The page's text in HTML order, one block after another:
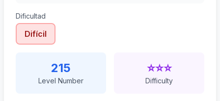
Dificultad
Difícil
215
Level Number
⭐⭐⭐
Difficulty